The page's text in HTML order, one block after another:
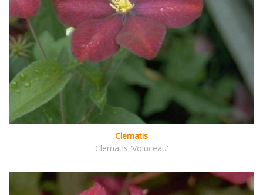
Clematis
Clematis 'Voluceau'